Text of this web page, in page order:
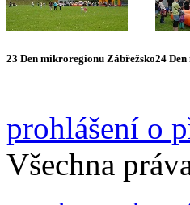
23 Den mikroregionu Zábřežsko24
prohlášení o
Všechna